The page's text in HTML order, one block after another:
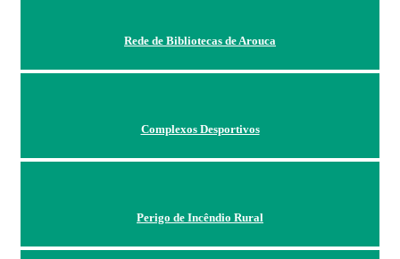
Rede de Bibliotecas de Arouca
Complexos Desportivos
Perigo de Incêndio Rural